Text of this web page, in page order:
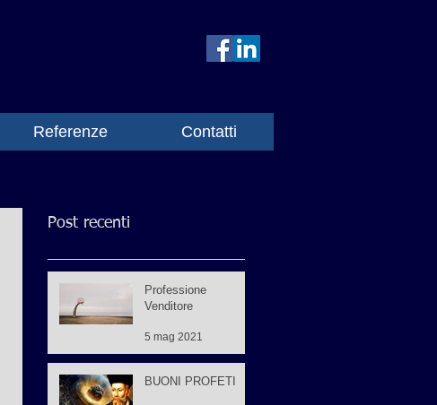
Referenze Contatti
Post recenti
Professione
Venditore
5 mag 2021
BUONI PROFETI